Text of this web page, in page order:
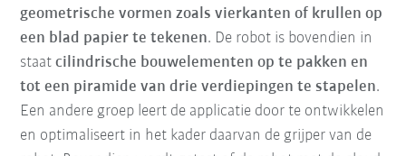
geometrische vormen zoals vierkanten of krullen op
een blad papier te tekenen. De robot is bovendien in
staatcilindrische bouwelementen op te pakken en
tot een piramide van drie verdiepingen te stapelen.
Een andere groep leert de applicatie door te ontwikkelen
en optimaliseert in het kader daarvan de grijper van de